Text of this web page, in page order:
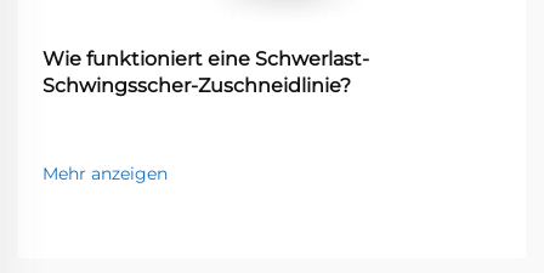
Wie funktioniert eine Schwerlast-
Schwingsscher-Zuschneidlinie?
Mehr anzeigen